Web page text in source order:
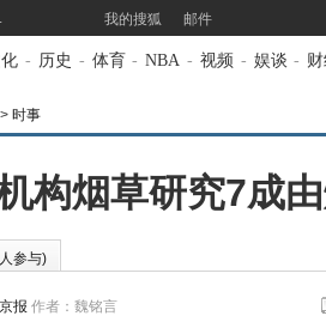
我的搜狐 邮件
- 历史 - 体育 - NBA - 视频 - 娱谈 -
> 时事
构烟草研究7成
人参与)
报 作者：魏铭言